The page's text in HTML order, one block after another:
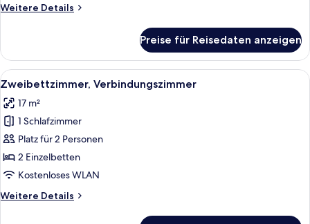
Weitere Details
Weitere
Einzelzimmer
Preise für Reisedaten anzeigen
Alle
Fotos
für
Zweibettzimmer,
Verbindungszimmer
anzeigen
Ein Hotelzimmer mit zwei Betten,
9
Zweibettzimmer, Verbindungszimmer
17 m²
1 Schlafzimmer
Platz für 2 Personen
2 Einzelbetten
Kostenloses WLAN
Weitere Details
Weitere